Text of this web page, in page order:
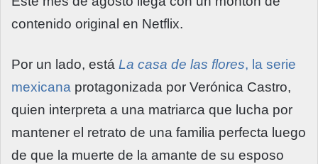
contenido original en Netflix.
Por un lado, está La casa de las flores, la serie
mexicana protagonizada por Verónica Castro,
quien interpreta a una matriarca que lucha por
mantener el retrato de una familia perfecta luego
de que la muerte de la amante de su esposo